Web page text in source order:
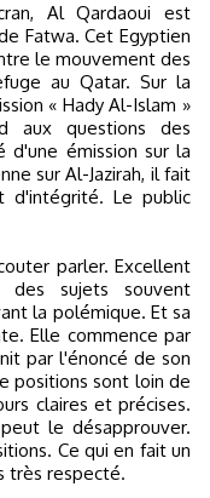
Al Qardaoui est
Fatwa. Cet Egyptien
le mouvement des
au Qatar. Sur la
« Hady Al-Islam »
aux questions des
d'une émission sur la
sur Al-Jazirah, il fait
d'intégrité. Le public
parler. Excellent
sujets souvent
la polémique. Et sa
Elle commence par
par l'énoncé de son
positions sont loin de
claires et précises.
le désapprouver.
Ce qui en fait un
très respecté.